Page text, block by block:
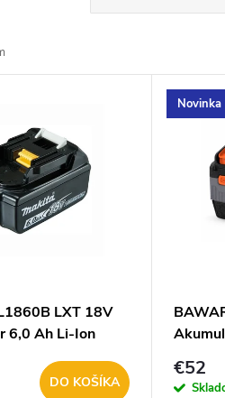
LXT 18V
6,0 Ah Li-Ion
DO KOŠÍKA
Novinka
€52